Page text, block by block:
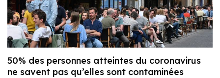
50% des personnes atteintes du coronavirus
ne savent pas qu’elles sont contaminées